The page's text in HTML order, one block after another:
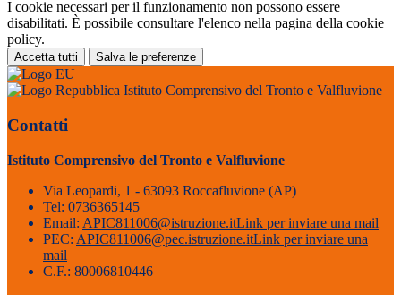
I cookie necessari per il funzionamento non possono essere
disabilitati. È possibile consultare l'elenco nella pagina della cookie
policy.
Accetta tutti Salva le preferenze
Istituto Comprensivo del Tronto e Valfluvione
Contatti
Istituto Comprensivo del Tronto e Valfluvione
Via Leopardi, 1 - 63093 Roccafluvione (AP)
Tel: 0736365145
Email: APIC811006@istruzione.itLink per inviare una mail
PEC: APIC811006@pec.istruzione.itLink per inviare una
mail
C.F.: 80006810446